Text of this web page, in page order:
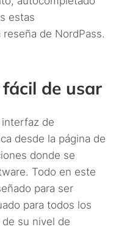
estas
de NordPass.
de usar
de
desde la página de
donde se
Todo en este
para ser
para todos los
su nivel de